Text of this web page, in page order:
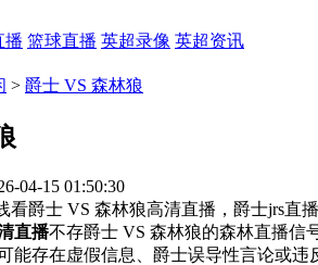
播 篮球直播 英超录像 英超资讯
> 爵士 VS 森林狼
04-15 01:50:30
看爵士 VS 森林狼高清直播，爵士jrs直
直播不存爵士 VS 森林狼的森林直播信
能存在虚假信息、爵士误导性言论或